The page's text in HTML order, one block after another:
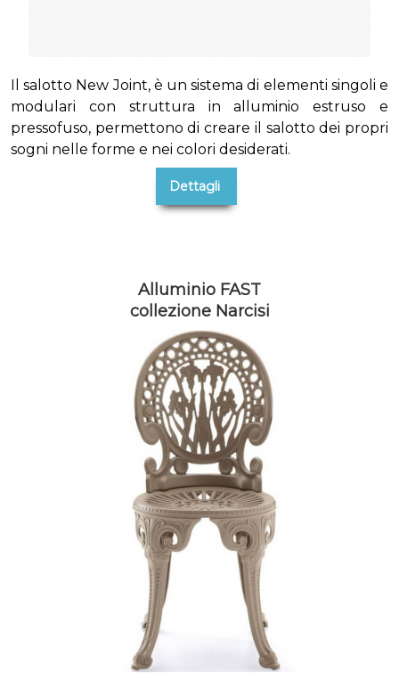
Il salotto New Joint, è un sistema di elementi singoli e
modulari con struttura in alluminio estruso e
pressofuso, permettono di creare il salotto dei propri
sogni nelle forme e nei colori desiderati.
Dettagli
Alluminio FAST
collezione Narcisi